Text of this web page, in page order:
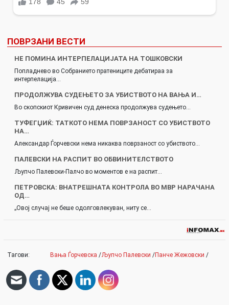
ПОВРЗАНИ ВЕСТИ
НЕ ПОМИНА ИНТЕРПЕЛАЦИЈАТА НА ТОШКОВСКИ
Попладнево во Собранието пратениците дебатираа за
интерпелација…
ПРОДОЛЖУВА СУДЕЊЕТО ЗА УБИСТВОТО НА ВАЊА И…
Во скопскиот Кривичен суд денеска продолжува судењето…
ТУФЕГЏИЌ: ТАТКОТО НЕМА ПОВРЗАНОСТ СО УБИСТВОТО
НА…
Александар Ѓорчевски нема никаква поврзаност со убиството…
ПАЛЕВСКИ НА РАСПИТ ВО ОБВИНИТЕЛСТВОТО
Љупчо Палевски-Палчо во моментов е на распит…
ПЕТРОВСКА: ВНАТРЕШНАТА КОНТРОЛА ВО МВР НАРАЧАНА
ОД…
„Овој случај не беше одолговлекуван, ниту се…
Тагови: Вања Ѓорчевска /Љупчо Палевски /Панче Жежовски /